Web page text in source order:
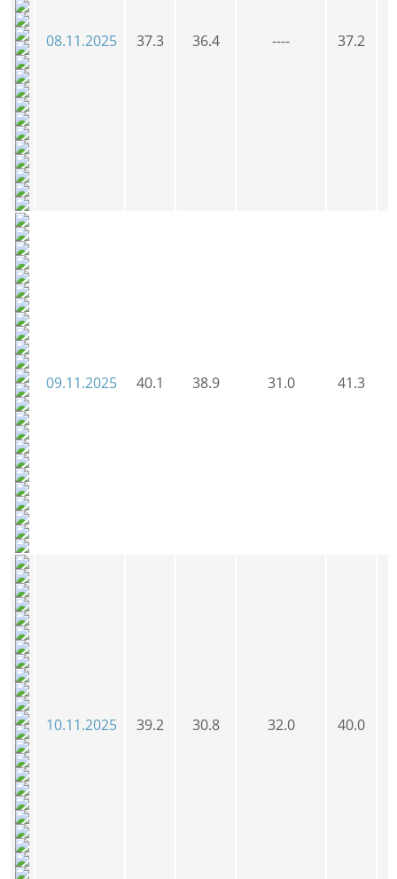
08.11.2025 37.3 36.4 ---- 37.2
09.11.2025 40.1 38.9 31.0 41.3
10.11.2025 39.2 30.8 32.0 40.0